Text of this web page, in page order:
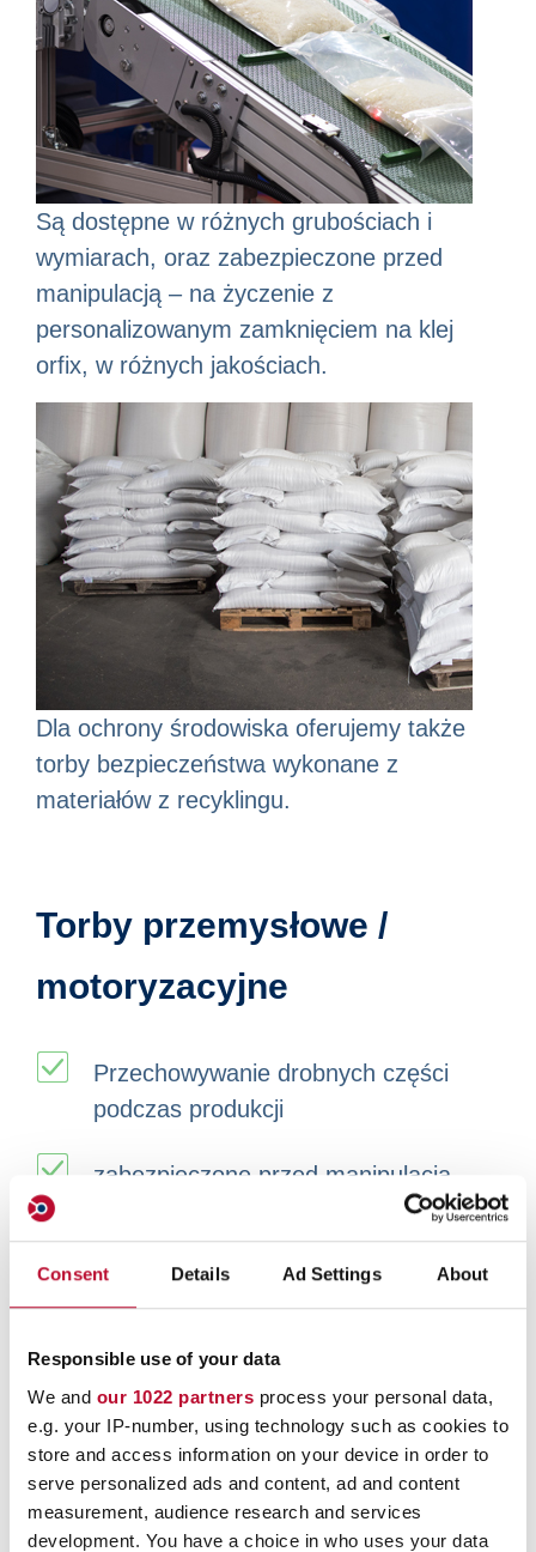
Consent Details Ad Settings About
Responsible use of your data
We and our 1022 partners process your personal data,
e.g. your IP-number, using technology such as cookies to
store and access information on your device in order to
serve personalized ads and content, ad and content
measurement, audience research and services
development. You have a choice in who uses your data
Są dostępne w różnych grubościach i
wymiarach, oraz zabezpieczone przed
manipulacją – na życzenie z
personalizowanym zamknięciem na klej
orfix, w różnych jakościach.
Dla ochrony środowiska oferujemy także
torby bezpieczeństwa wykonane z
materiałów z recyklingu.
Torby przemysłowe /
motoryzacyjne
Przechowywanie drobnych części
podczas produkcji
zabezpieczone przed manipulacją
odporny na rozerwanie
łatwy do opisania
Indywidualne nadruki na życzenie
Różne rozmiary i grubości folii na